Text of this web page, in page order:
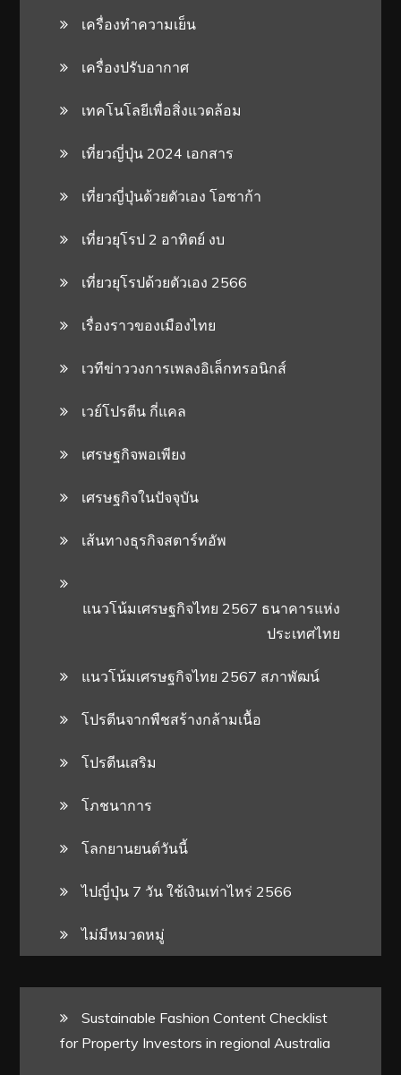
เครื่องทำความเย็น
เครื่องปรับอากาศ
เทคโนโลยีเพื่อสิ่งแวดล้อม
เที่ยวญี่ปุ่น 2024 เอกสาร
เที่ยวญี่ปุ่นด้วยตัวเอง โอซาก้า
เที่ยวยุโรป 2 อาทิตย์ งบ
เที่ยวยุโรปด้วยตัวเอง 2566
เรื่องราวของเมืองไทย
เวทีข่าววงการเพลงอิเล็กทรอนิกส์
เวย์โปรตีน กี่แคล
เศรษฐกิจพอเพียง
เศรษฐกิจในปัจจุบัน
เส้นทางธุรกิจสตาร์ทอัพ
แนวโน้มเศรษฐกิจไทย 2567 ธนาคารแห่ง
ประเทศไทย
แนวโน้มเศรษฐกิจไทย 2567 สภาพัฒน์
โปรตีนจากพืชสร้างกล้ามเนื้อ
โปรตีนเสริม
โภชนาการ
โลกยานยนต์วันนี้
ไปญี่ปุ่น 7 วัน ใช้เงินเท่าไหร่ 2566
ไม่มีหมวดหมู่
Sustainable Fashion Content Checklist
for Property Investors in regional Australia